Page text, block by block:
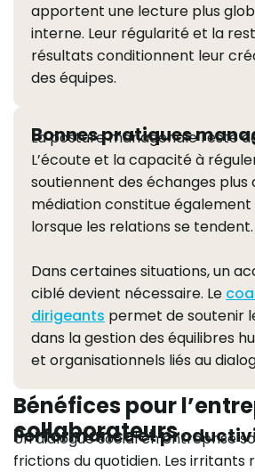
apportent une lecture plus
interne. Leur régularité et la
résultats conditionnent leur
des équipes.
Bonnes pratiques
La posture managériale reste
L’écoute et la capacité à
soutiennent des échanges plus
médiation constitue également
lorsque les relations se tendent.
Dans certaines situations, un
ciblé devient nécessaire. Le
dirigeants permet de soutenir
dans la gestion des équilibres
et organisationnels liés au
Bénéfices pour
collaborateurs
Performance et
Un dialogue social en entreprise
frictions du quotidien. Les